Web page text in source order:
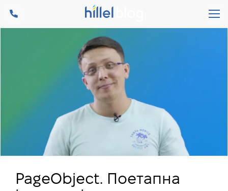
PageObject. Поетапна